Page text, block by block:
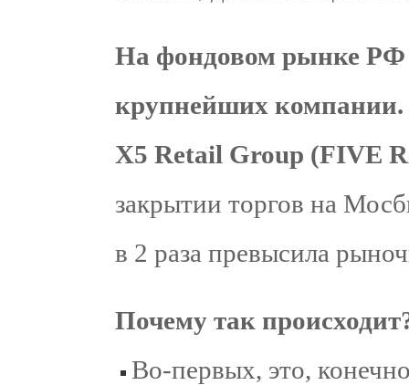
На фондовом рынке
крупнейших компании.
X5 Retail Group (FIVE
закрытии торгов на
в 2 раза превысила
Почему так
Во-первых, это,